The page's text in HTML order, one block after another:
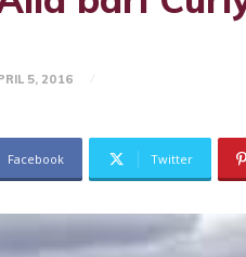
5, 2016
Facebook Twitter